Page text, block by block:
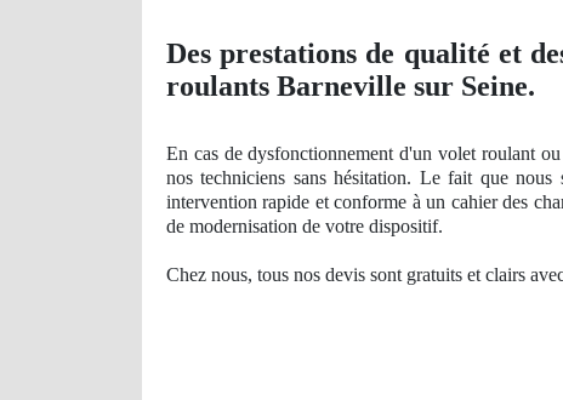
Des prestations de qualité et
roulants Barneville sur Seine.
En cas de dysfonctionnement d'un volet roulant
nos techniciens sans hésitation. Le fait que nous
intervention rapide et conforme à un cahier des
de modernisation de votre dispositif.
Chez nous, tous nos devis sont gratuits et clairs